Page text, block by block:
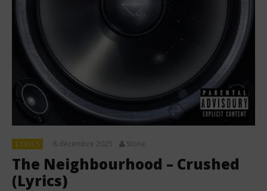
LYRICS 8 décembre 2025 Stone
The Neighbourhood – Crushed
(Lyrics)